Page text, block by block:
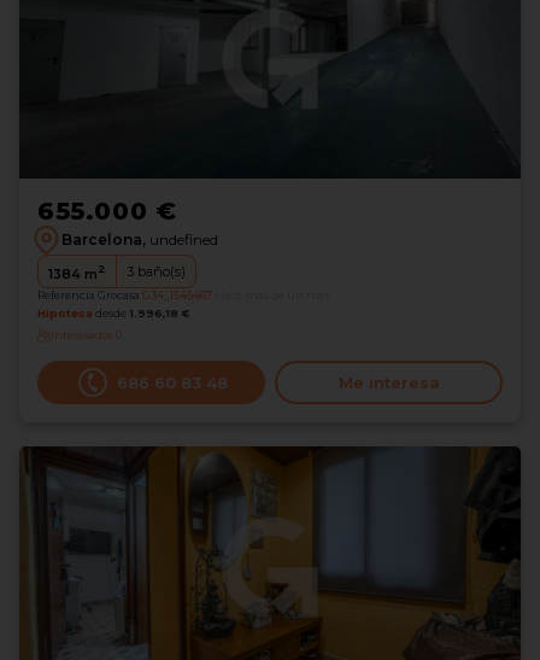
655.000 €
Barcelona, undefined
1384 m2 3 baño(s)
Referencia Grocasa G34_1545467
Hipoteca desde 1.996,18 €
Interesados0
686 60 83 48 Me interesa